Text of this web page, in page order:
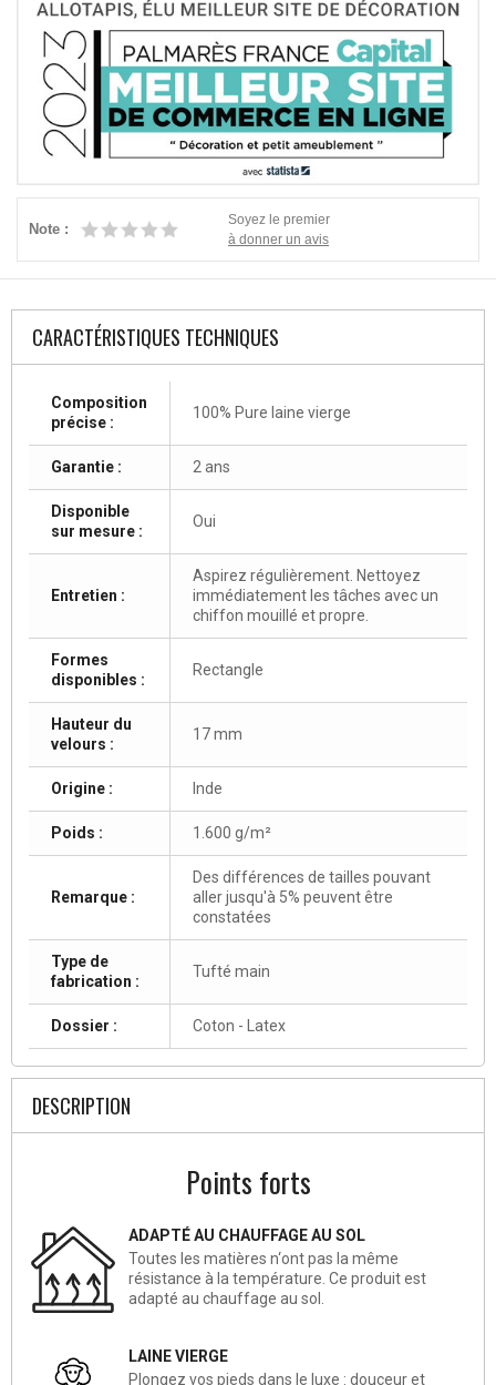
Note :
Soyez le premier
à donner un avis
CARACTÉRISTIQUES TECHNIQUES
Composition
précise :
100% Pure laine vierge
Garantie : 2 ans
Disponible
sur mesure :
Oui
Entretien :
Aspirez régulièrement. Nettoyez
immédiatement les tâches avec un
chiffon mouillé et propre.
Formes
disponibles :
Rectangle
Hauteur du
velours :
17 mm
Origine : Inde
Poids : 1.600 g/m²
Remarque :
Des différences de tailles pouvant
aller jusqu'à 5% peuvent être
constatées
Type de
fabrication :
Tufté main
Dossier : Coton - Latex
DESCRIPTION
Points forts
ADAPTÉ AU CHAUFFAGE AU SOL
Toutes les matières n‘ont pas la même
résistance à la température. Ce produit est
adapté au chauffage au sol.
LAINE VIERGE
Plongez vos pieds dans le luxe : douceur et